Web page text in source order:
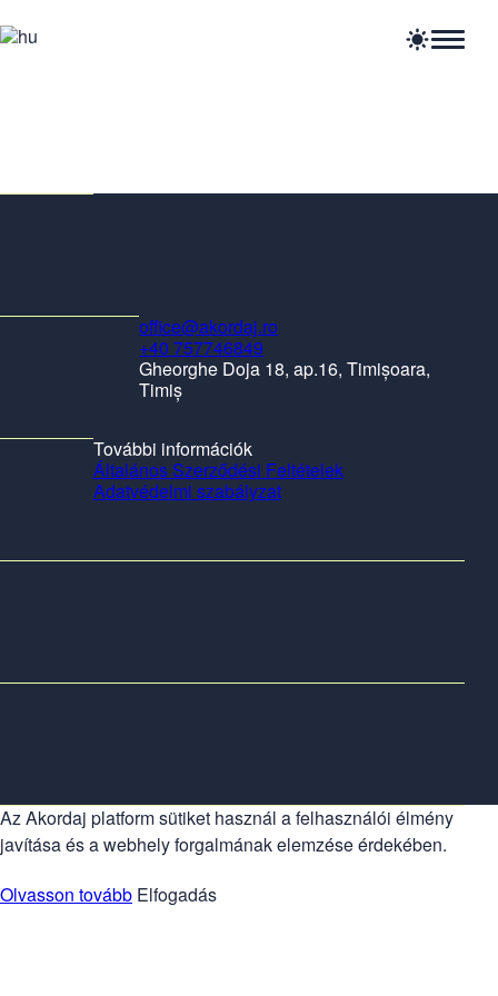
Szakmai lehetőségek
office@akordaj.ro
+40 757746849
Gheorghe Doja 18, ap.16, Timișoara,
Timiș
További információk
Általános Szerződési Feltételek
Adatvédelmi szabályzat
Az Akordaj platform sütiket használ a felhasználói élmény
javítása és a webhely forgalmának elemzése érdekében.
Olvasson tovább Elfogadás